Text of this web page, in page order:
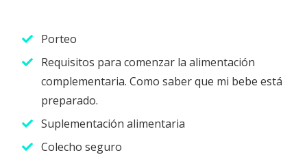
Porteo
Requisitos para comenzar la alimentación
complementaria. Como saber que mi bebe está
preparado.
Suplementación alimentaria
Colecho seguro